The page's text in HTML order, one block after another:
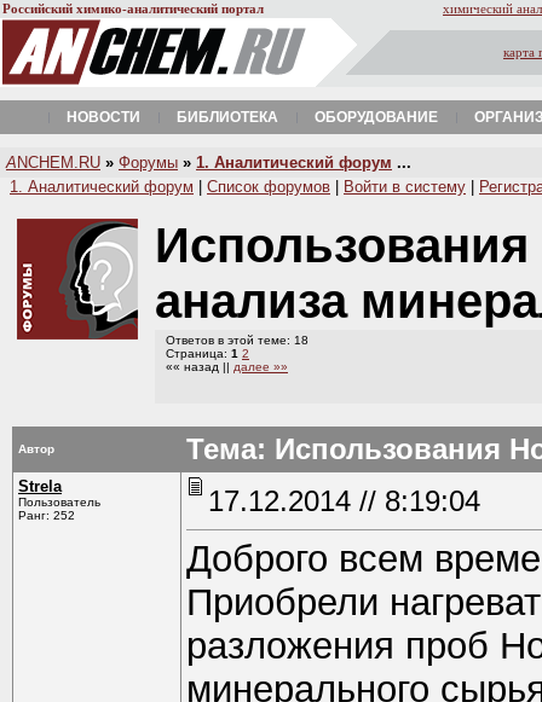
Российский химико-аналитический портал химический
карта
НОВОСТИ БИБЛИОТЕКА ОБОРУДОВАНИЕ
A NCHEM.RU » Форумы » 1. Аналитический форум ...
1. Аналитический форум
Список форумов Войти в систему
анализа
Ответов в этой теме: 18
Страница: 1 2
«« назад || далее »»
Автор Тема: Использования
Strela
Пользователь
Ранг: 252
17.12.2014 // 8:19:04
Доброго всем
Приобрели
разложения проб
минерального